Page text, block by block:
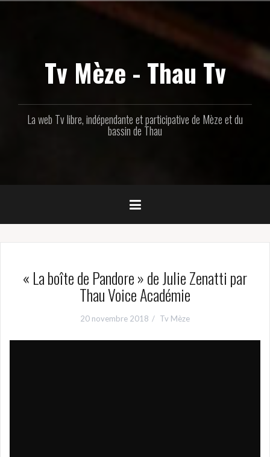
Tv Mèze - Thau Tv
La web Tv libre, indépendante et participative de Mèze et du
bassin de Thau
« La boîte de Pandore » de Julie Zenatti par
Thau Voice Académie
20 novembre 2018 Tv Mèze